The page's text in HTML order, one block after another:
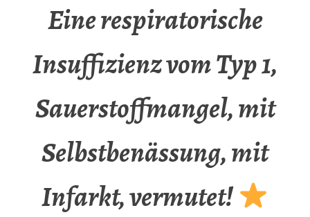
Eine respiratorische
Insuffizienz vom Typ 1,
Sauerstoffmangel, mit
Selbstbenässung, mit
Infarkt, vermutet!